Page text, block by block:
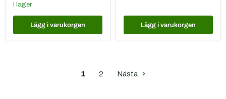
I lager
Lägg i varukorgen Lägg i varukorgen
1 2 Nästa